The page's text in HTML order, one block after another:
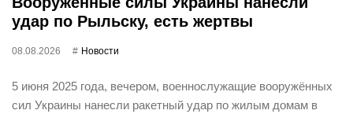
удар по Рыльску, есть жертвы
08.08.2026 Новости
5 июня 2025 года, вечером, военнослужащие вооружённых
сил Украины нанесли ракетный удар по жилым домам в